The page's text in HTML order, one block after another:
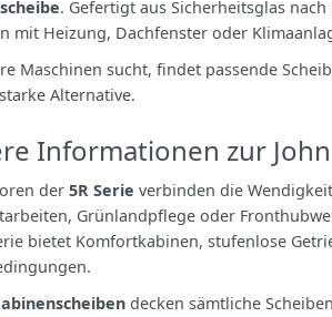
. Gefertigt aus Sicherheitsglas
mit Heizung, Dachfenster oder
Maschinen sucht, findet passende
Alternative.
Informationen zur
der 5R Serie verbinden die
Grünlandpflege oder
bietet Komfortkabinen, stufenlose
decken sämtliche